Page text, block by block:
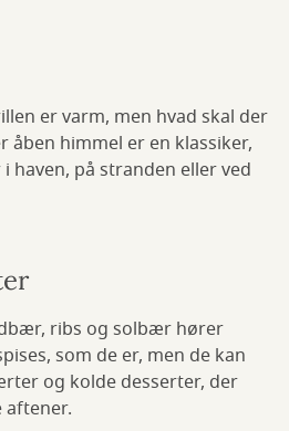
er varm, men hvad skal der
åben himmel er en klassiker,
haven, på stranden eller ved
ribs og solbær hører
som de er, men de kan
og kolde desserter, der
aftener.